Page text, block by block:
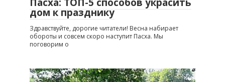
дом к празднику
Здравствуйте, дорогие читатели! Весна набирает
обороты и совсем скоро наступит Пасха. Мы
поговорим о